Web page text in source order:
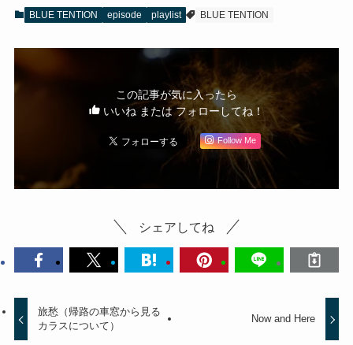
BLUE TENTION episode playlist BLUE TENTION
この記事が気に入ったら
いいね または フォローしてね！
Follow Me
シェアしてね
旅愁（帰路の車窓から見る
カラスについて）
Now and Here